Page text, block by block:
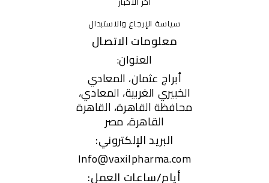
سياسة الإرجاع والاستبدال
معلومات الاتصال
العنوان:
أبراج عثمان، المعادي
الخبيري الغربية، المعادي،
محافظة القاهرة، القاهرة
القاهرة، مصر
البريد الإلكتروني:
Info@vaxilpharma.com
أيام/ساعات العمل: